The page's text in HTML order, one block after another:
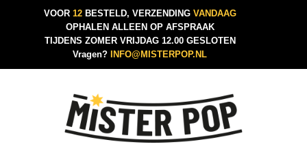
Ga naar de hoofdinhoud
VOOR 12 BESTELD, VERZENDING VANDAAG
OPHALEN ALLEEN OP AFSPRAAK
TIJDENS ZOMER VRIJDAG 12.00 GESLOTEN
Vragen?
INFO@MISTERPOP.NL